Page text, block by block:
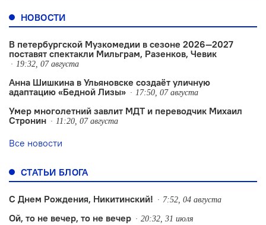
НОВОСТИ
В петербургской Музкомедии в сезоне 2026—2027
поставят спектакли Мильграм, Разенков, Чевик
19:32, 07 августа
Анна Шишкина в Ульяновске создаëт уличную
адаптацию «Бедной Лизы»
17:50, 07 августа
Умер многолетний завлит МДТ и переводчик Михаил
Стронин
11:20, 07 августа
Все новости
СТАТЬИ БЛОГА
С Днем Рождения, Никитинский! 7:52, 04 августа
Ой, то не вечер, то не вечер 20:32, 31 июля